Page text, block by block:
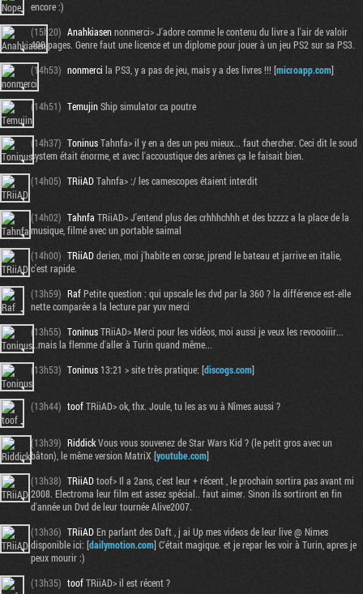
encore :)
(15h20) Anahkiasennonmerci> J'adore comme le contenu du livre a l'air de valoir
400 pages. Genre faut une licence et un diplome pour jouer à un jeu PS2 sur sa PS3.
(14h53) nonmerci la PS3, y a pas de jeu, mais y a des livres !!! [microapp.com]
(14h51) TemujinShip simulator ca poutre
(14h37) ToninusTahnfa> il y en a des un peu mieux... faut chercher. Ceci dit le soud
system était énorme, et avec l'accoustique des arènes ça le faisait bien.
(14h05) TRiiADTahnfa> :/ les camescopes étaient interdit
(14h02) Tahnfa TRiiAD> J'entend plus des crhhhchhh et des bzzzz a la place de la
musique, filmé avec un portable saimal
(14h00) TRiiADderien, moi j'habite en corse, jprend le bateau et jarrive en italie,
c'est rapide.
(13h59) RafPetite question : qui upscale les dvd par la 360 ? la différence est-elle
nette comparée a la lecture par yuv merci
(13h55) ToninusTRiiAD> Merci pour les vidéos, moi aussi je veux les revoooiiir...
...mais la flemme d'aller à Turin quand même...
(13h53) Toninus13:21 > site très pratique: [discogs.com]
(13h44) toofTRiiAD> ok, thx. Joule, tu les as vu à Nîmes aussi ?
(13h39) RiddickVous vous souvenez de Star Wars Kid ? (le petit gros avec un
bâton), le même version MatriX [youtube.com]
(13h38) TRiiADtoof> Il a 2ans, c'est leur + récent , le prochain sortira pas avant mi
2008. Electroma leur film est assez spécial.. faut aimer. Sinon ils sortiront en fin
d'année un Dvd de leur tournée Alive2007.
(13h36) TRiiADEn parlant des Daft , j ai Up mes videos de leur live @ Nimes
disponible ici: [dailymotion.com] C'était magique. et je repar les voir à Turin, apres je
peux mourir :)
(13h35) toofTRiiAD> il est récent ?